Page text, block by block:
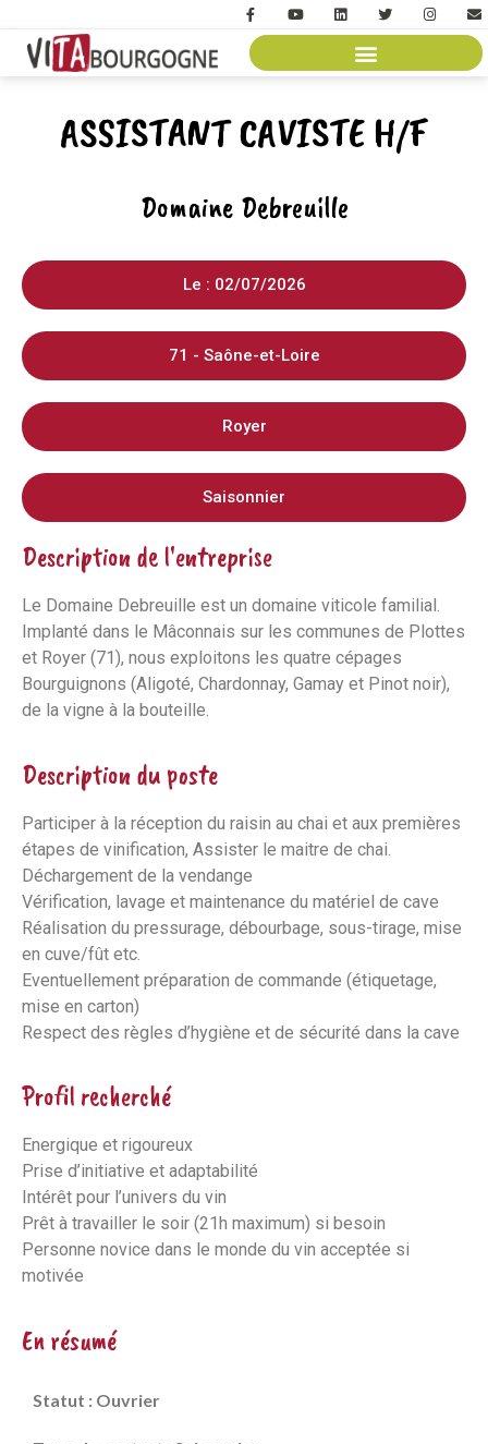
ASSISTANT CAVISTE H/F
Domaine Debreuille
Le : 02/07/2026
71 - Saône-et-Loire
Royer
Saisonnier
Description de l'entreprise
Le Domaine Debreuille est un domaine viticole familial.
Implanté dans le Mâconnais sur les communes de Plottes
et Royer (71), nous exploitons les quatre cépages
Bourguignons (Aligoté, Chardonnay, Gamay et Pinot noir),
de la vigne à la bouteille.
Description du poste
Participer à la réception du raisin au chai et aux premières
étapes de vinification, Assister le maitre de chai.
Déchargement de la vendange
Vérification, lavage et maintenance du matériel de cave
Réalisation du pressurage, débourbage, sous-tirage, mise
en cuve/fût etc.
Eventuellement préparation de commande (étiquetage,
mise en carton)
Respect des règles d’hygiène et de sécurité dans la cave
Profil recherché
Energique et rigoureux
Prise d’initiative et adaptabilité
Intérêt pour l’univers du vin
Prêt à travailler le soir (21h maximum) si besoin
Personne novice dans le monde du vin acceptée si
motivée
En résumé
Statut : Ouvrier